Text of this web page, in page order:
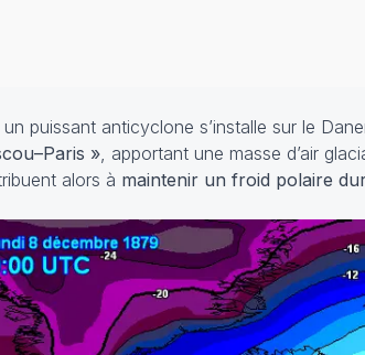
un puissant anticyclone s’installe sur le
» , apportant une masse d’air
alors à maintenir un froid polaire